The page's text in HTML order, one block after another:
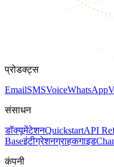
प्रोडक्ट्स
EmailSMSVoiceWhatsApp
संसाधन
डॉक्यूमेंटेशनQuickstartAPI
Baseइंटीग्रेशनग्राहकगाइड
कंपनी